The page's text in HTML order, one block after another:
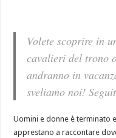
Volete scoprire in
cavalieri del trono
andranno in
sveliamo noi!
Uomini e donne è terminato
apprestano a raccontare